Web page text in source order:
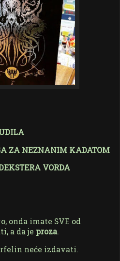
ZA NEZNANIM KADATOM
VORDA
onda imate SVE od
a da je proza.
neće izdavati.